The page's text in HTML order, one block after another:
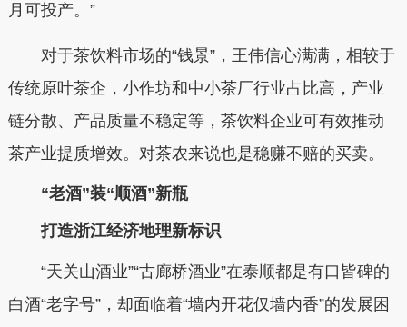
月可投产。”
对于茶饮料市场的“钱景”，王伟信心满满，相较于
传统原叶茶企，小作坊和中小茶厂行业占比高，产业
链分散、产品质量不稳定等，茶饮料企业可有效推动
茶产业提质增效。对茶农来说也是稳赚不赔的买卖。
“老酒”装“顺酒”新瓶
打造浙江经济地理新标识
“天关山酒业”“古廊桥酒业”在泰顺都是有口皆碑的
白酒“老字号”，却面临着“墙内开花仅墙内香”的发展困